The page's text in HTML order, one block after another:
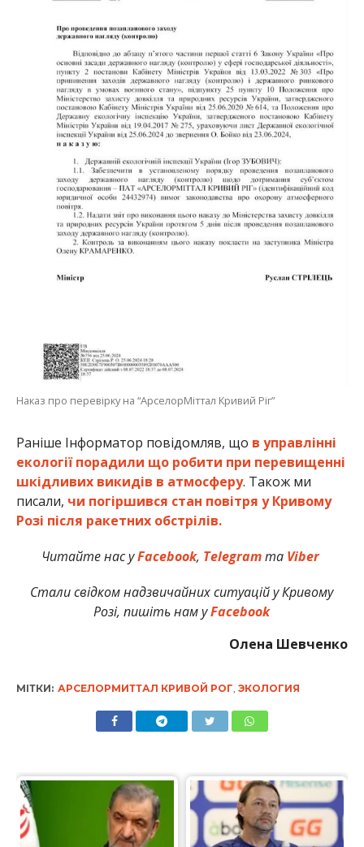
Наказ про перевірку на “АрселорМіттал Кривий Ріг”
Раніше Інформатор повідомляв, що в управлінні
екології порадили що робити при перевищенні
шкідливих викидів в атмосферу. Також ми
писали, чи погіршився стан повітря у Кривому
Розі після ракетних обстрілів.
Читайте нас уFacebook, Telegramта Viber
Стали свідком надзвичайних ситуацій у Кривому
Розі, пишіть нам уFacebook
Олена Шевченко
МІТКИ: АРСЕЛОРМИТТАЛ КРИВОЙ РОГ, ЭКОЛОГИЯ